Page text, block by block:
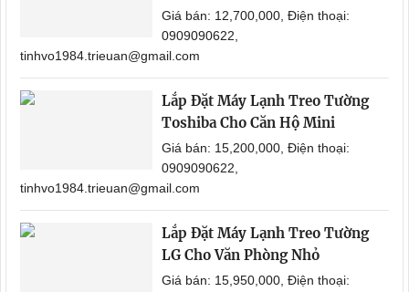
Giá bán: 12,700,000, Điện thoại:
0909090622,
tinhvo1984.trieuan@gmail.com
Lắp Đặt Máy Lạnh Treo Tường
Toshiba Cho Căn Hộ Mini
Giá bán: 15,200,000, Điện thoại:
0909090622,
tinhvo1984.trieuan@gmail.com
Lắp Đặt Máy Lạnh Treo Tường
LG Cho Văn Phòng Nhỏ
Giá bán: 15,950,000, Điện thoại: